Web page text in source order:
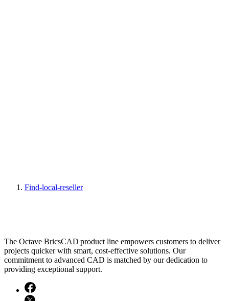
Find-local-reseller
The Octave BricsCAD product line empowers customers to deliver
projects quicker with smart, cost-effective solutions. Our
commitment to advanced CAD is matched by our dedication to
providing exceptional support.